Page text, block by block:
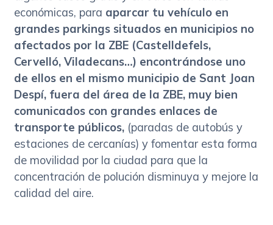
económicas, para aparcar tu vehículo en
grandes parkings situados en municipios no
afectados por la ZBE (Castelldefels,
Cervelló, Viladecans…) encontrándose uno
de ellos en el mismo municipio de Sant Joan
Despí, fuera del área de la ZBE, muy bien
comunicados con grandes enlaces de
transporte públicos,(paradas de autobús y
estaciones de cercanías) y fomentar esta forma
de movilidad por la ciudad para que la
concentración de polución disminuya y mejore la
calidad del aire.